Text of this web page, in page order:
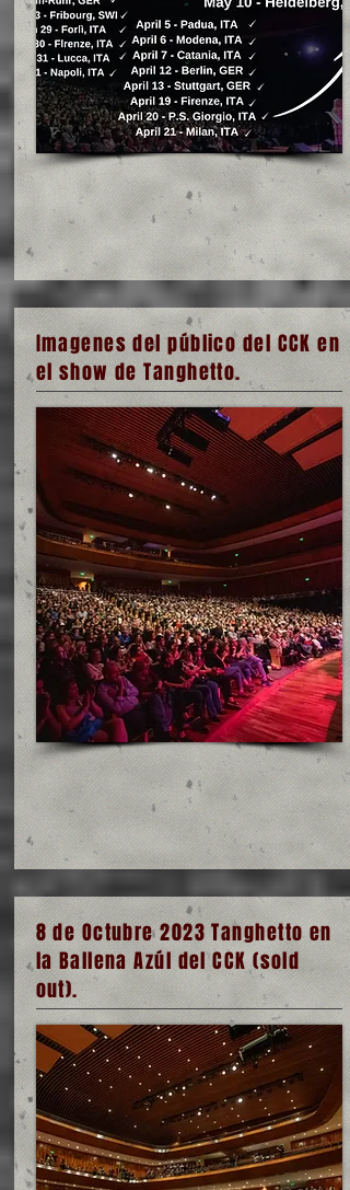
Imagenes del público del CCK en
el show de Tanghetto.
8 de Octubre 2023 Tanghetto en
la Ballena Azúl del CCK (sold
out).